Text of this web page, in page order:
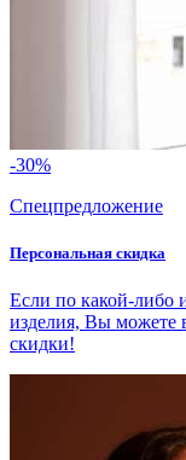
-30%
Спецпредложение
Персональная скидка
Если по какой-либо
изделия, Вы можете
скидки!